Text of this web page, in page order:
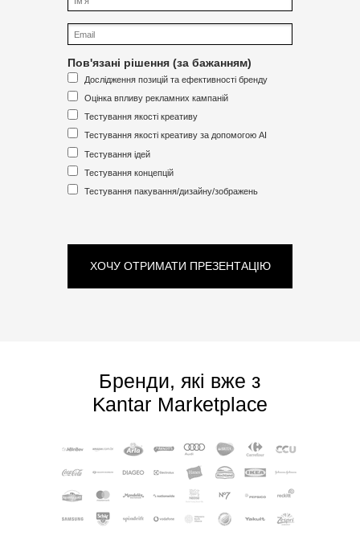
Пов'язані рішення (за бажанням)
Дослідження позицій та ефективності бренду
Оцінка впливу рекламних кампаній
Тестування якості креативу
Тестування якості креативу за допомогою AI
Тестування ідей
Тестування концепцій
Тестування пакування/дизайну/зображень
ХОЧУ ОТРИМАТИ ПРЕЗЕНТАЦІЮ
Бренди, які вже з
Kantar Marketplace